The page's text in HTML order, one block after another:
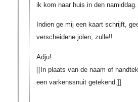
ik kom naar huis in den namiddag.
Indien ge mij een kaart schrijft,
verscheidene jolen, zulle!!
Adju!
[[In plaats van de naam of
een varkenssnuit getekend.]]